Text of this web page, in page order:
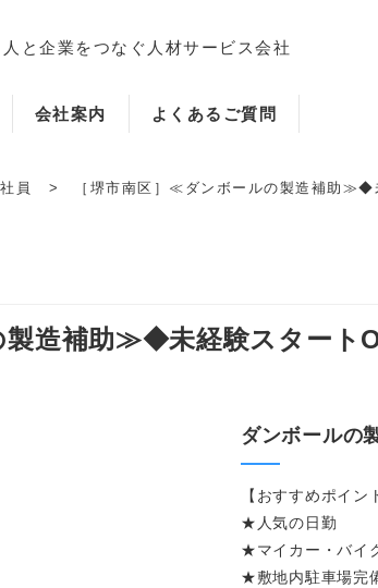
人と企業をつなぐ人材サービス会社
会社案内 よくあるご質問
ホーム
会社案内
よくあるご質
員 ［堺市南区］≪ダンボールの製造補助≫◆
製造補助≫◆未経験スター
ダンボールの
【おすすめポイン
★人気の日勤
★マイカー・バイ
★敷地内駐車場完